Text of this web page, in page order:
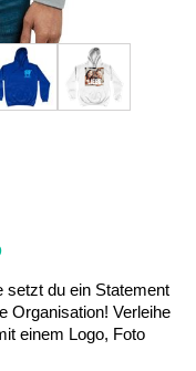
setzt du ein Statement
Organisation! Verleihe
einem Logo, Foto